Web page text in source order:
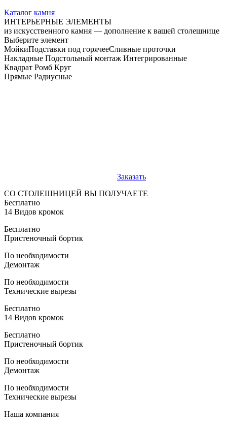
Каталог камня
ИНТЕРЬЕРНЫЕ ЭЛЕМЕНТЫ
из искусственного камня — дополнение к вашей столешнице
Выберите элемент
МойкиПодставки под горячееСливные проточки
Накладные Подстольный монтаж Интегрированные
Квадрат Ромб Круг
Прямые Радиусные
Заказать
СО СТОЛЕШНИЦЕЙ ВЫ ПОЛУЧАЕТЕ
Бесплатно
14 Видов кромок
Бесплатно
Пристеночный бортик
По необходимости
Демонтаж
По необходимости
Технические вырезы
Бесплатно
14 Видов кромок
Бесплатно
Пристеночный бортик
По необходимости
Демонтаж
По необходимости
Технические вырезы
Наша компания